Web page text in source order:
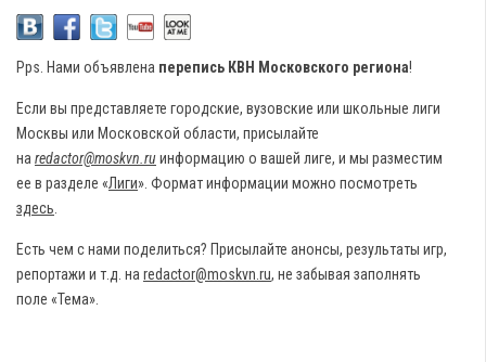
Pps. Нами объявлена перепись КВН Московского региона!
Если вы представляете городские, вузовские или школьные лиги
Москвы или Московской области, присылайте
на redactor@moskvn.ruинформацию о вашей лиге, и мы разместим
ее в разделе «Лиги». Формат информации можно посмотреть
здесь
Есть чем с нами поделиться? Присылайте анонсы, результаты игр,
репортажи и т.д. на redactor@moskvn.ru, не забывая заполнять
поле «Тема».